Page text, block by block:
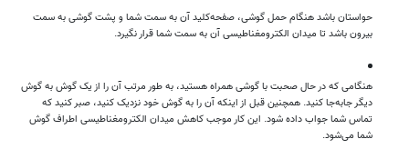
حواستان باشد هنگام حمل گوشی، صفحه‌کلید آن به سمت شما و پشت گوشی به سمت
بیرون باشد تا میدان الکترومغناطیسی آن به سمت شما قرار نگیرد.
هنگامی که در حال صحبت با گوشی همراه هستید، به طور مرتب آن را از یک گوش به گوش
دیگر جابه‌جا کنید. همچنین قبل از اینکه آن را به گوش خود نزدیک کنید، صبر کنید که
تماس شما جواب داده شود. این کار موجب کاهش میدان الکترومغناطیسی اطراف گوش
شما می‌شود.